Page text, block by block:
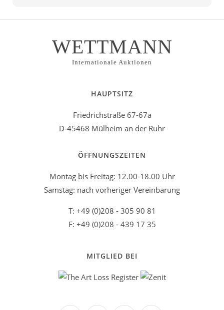
WETTMANN
Internationale Auktionen
HAUPTSITZ
Friedrichstraße 67-67a
D-45468 Mülheim an der Ruhr
ÖFFNUNGSZEITEN
Montag bis Freitag: 12.00-18.00 Uhr
Samstag: nach vorheriger Vereinbarung
T: +49 (0)208 - 305 90 81
F: +49 (0)208 - 439 17 35
MITGLIED BEI